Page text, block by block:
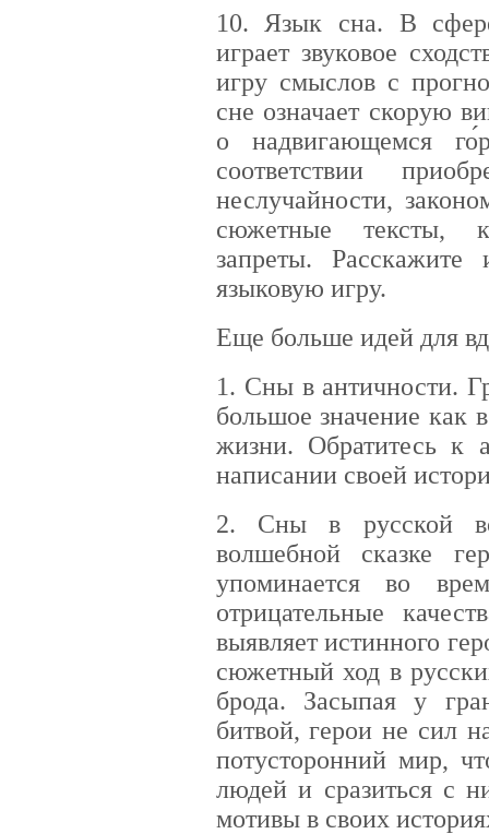
10. Язык сна. В
играет звуковое
игру смыслов с
сне означает скорую
о надвигающемся
соответствии
неслучайности,
сюжетные тексты,
запреты. Расскажите
языковую игру.
Еще больше идей для
1. Сны в античности.
большое значение как
жизни. Обратитесь к
написании своей
2. Сны в русской
волшебной сказке
упоминается во
отрицательные
выявляет истинного
сюжетный ход в
брода. Засыпая у
битвой, герои не сил
потусторонний мир,
людей и сразиться с
мотивы в своих